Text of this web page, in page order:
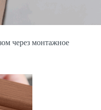
через монтажное